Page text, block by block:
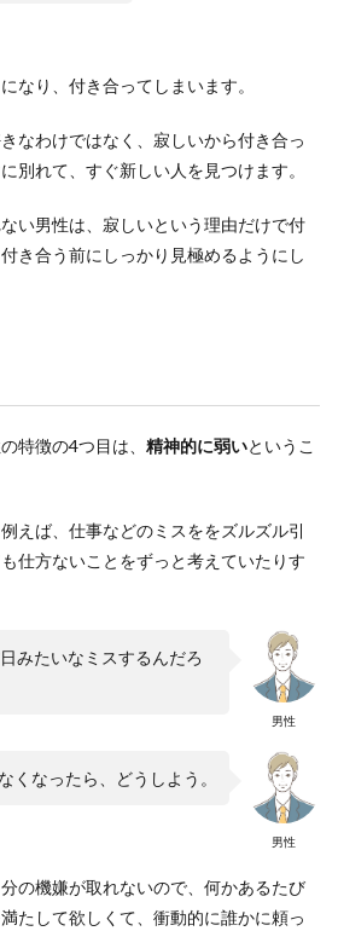
なり、付き合ってしまいます。
なわけではなく、寂しいから付き合っ
別れて、すぐ新しい人を見つけます。
い男性は、寂しいという理由だけで付
き合う前にしっかり見極めるようにし
特徴の4つ目は、 精神的に弱いというこ
えば、仕事などのミスををズルズル引
仕方ないことをずっと考えていたりす
男性
みたいなミスするんだろ
男性
くなったら、どうしよう。
の機嫌が取れないので、何かあるたび
たして欲しくて、衝動的に誰かに頼っ